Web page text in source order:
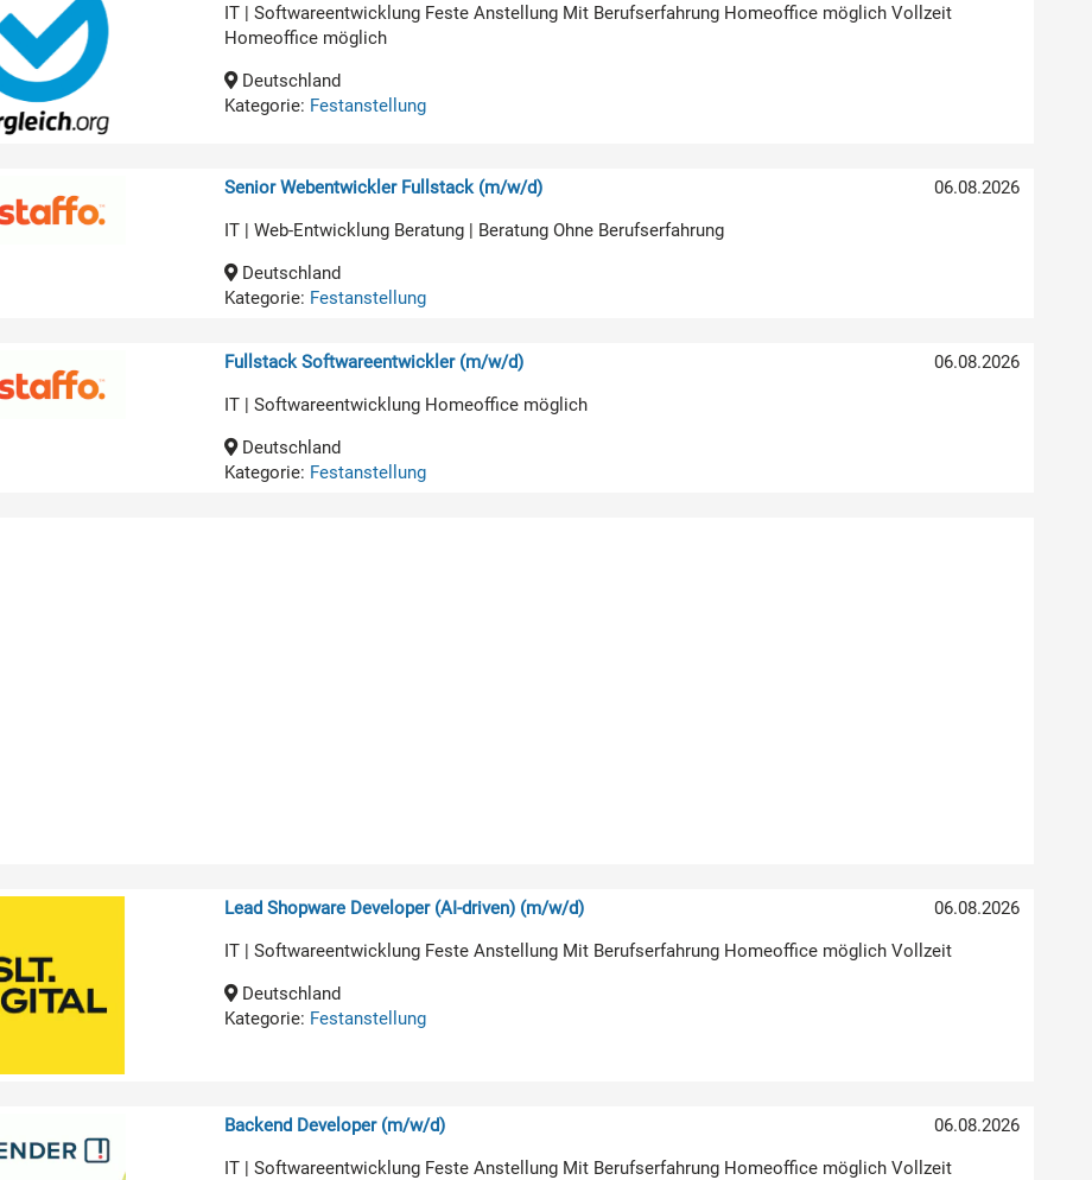
IT | Softwareentwicklung Feste Anstellung Mit Berufserfahrung Homeoffice möglich Vollzeit
Homeoffice möglich
Deutschland
Kategorie: Festanstellung
06.08.2026
Senior Webentwickler Fullstack (m/w/d)
IT | Web-Entwicklung Beratung | Beratung Ohne Berufserfahrung
Deutschland
Kategorie: Festanstellung
06.08.2026
Fullstack Softwareentwickler (m/w/d)
IT | Softwareentwicklung Homeoffice möglich
Deutschland
Kategorie: Festanstellung
06.08.2026
Lead Shopware Developer (AI-driven) (m/w/d)
IT | Softwareentwicklung Feste Anstellung Mit Berufserfahrung Homeoffice möglich Vollzeit
Deutschland
Kategorie: Festanstellung
06.08.2026
Backend Developer (m/w/d)
IT | Softwareentwicklung Feste Anstellung Mit Berufserfahrung Homeoffice möglich Vollzeit